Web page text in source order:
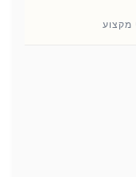
מקצוע